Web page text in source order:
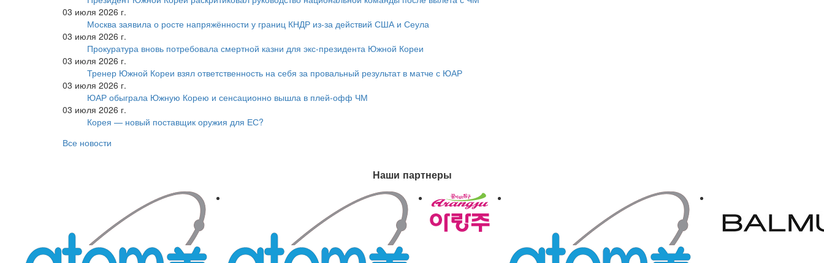
03 июля 2026 г.
Москва заявила о росте напряжённости у границ КНДР из-за действий США и Сеула
03 июля 2026 г.
Прокуратура вновь потребовала смертной казни для экс-президента Южной Кореи
03 июля 2026 г.
Тренер Южной Кореи взял ответственность на себя за провальный результат в матче с ЮАР
03 июля 2026 г.
ЮАР обыграла Южную Корею и сенсационно вышла в плей-офф ЧМ
03 июля 2026 г.
Корея — новый поставщик оружия для ЕС?
Все новости
Наши партнеры